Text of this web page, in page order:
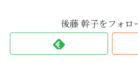
後藤 幹子をフォロ